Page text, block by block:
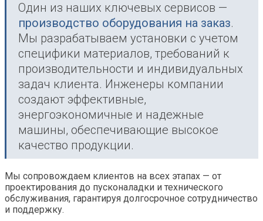
Один из наших ключевых сервисов —
производство оборудования на заказ.
Мы разрабатываем установки с учетом
специфики материалов, требований к
производительности и индивидуальных
задач клиента. Инженеры компании
создают эффективные,
энергоэкономичные и надежные
машины, обеспечивающие высокое
качество продукции.
Мы сопровождаем клиентов на всех этапах — от
проектирования до пусконаладки и технического
обслуживания, гарантируя долгосрочное сотрудничество
и поддержку.